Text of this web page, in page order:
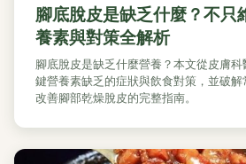
腳底脫皮是缺乏什麼？不只
養素與對策全解析
腳底脫皮是缺乏什麼營養？本文從皮膚
鍵營養素缺乏的症狀與飲食對策，並破
改善腳部乾燥脫皮的完整指南。